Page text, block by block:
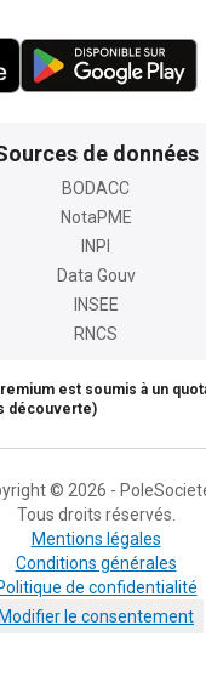
de données
BODACC
NotaPME
INPI
Data Gouv
INSEE
RNCS
est soumis à un
découverte)
© 2026 -
Tous droits réservés.
Mentions légales
Conditions générales
de confidentialité
Modifier le consentement